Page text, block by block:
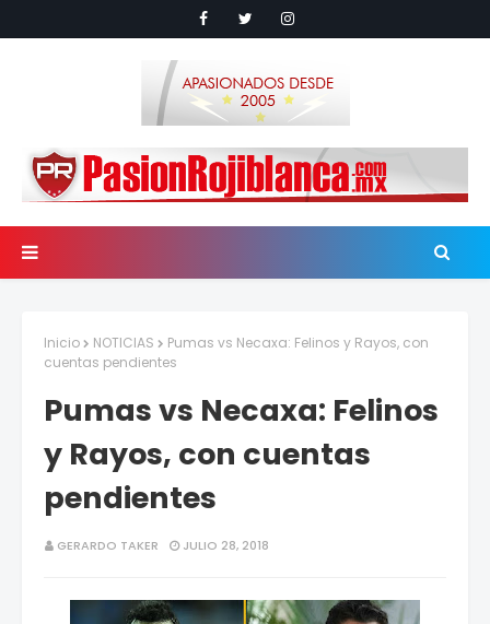
Inicio NOTICIAS
Pumas vs Necaxa: Felinos y Rayos, con
cuentas pendientes
Pumas vs Necaxa: Felinos
y Rayos, con cuentas
pendientes
GERARDO TAKER JULIO 28, 2018